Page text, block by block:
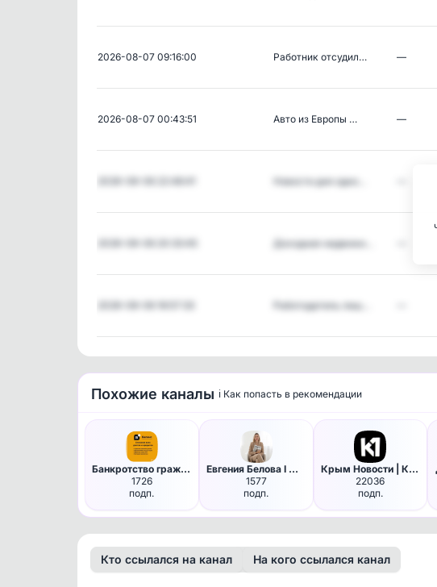
2026-08-07 09:16:00 Работник отсудил… —
2026-08-07 00:43:51 Авто из Европы … —
Новости дня одно…
Доходная недвижи…
Работодатель лиш…
Похожие каналы ℹ️ Как попасть в рекомендации
Банкротство граждан РФ
1726
подп.
Евгения Белова I Масштаб в де…
1577
подп.
Крым Новости | Крым
22036
подп.
Кто ссылался на канал На кого ссылался канал